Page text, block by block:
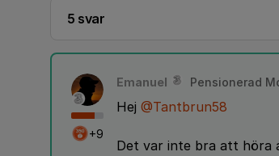
5 svar
+9
Emanuel Pensionerad
Hej @Tantbrun58
Det var inte bra att höra